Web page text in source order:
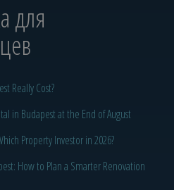
для
Really Cost?
in Budapest at the End of August
Property Investor in 2026?
How to Plan a Smarter Renovation